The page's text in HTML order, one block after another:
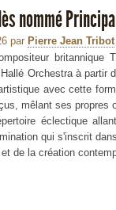
nommé
par Pierre Jean Tribot
britannique
Orchestra à partir
avec cette
mêlant ses
éclectique
qui s'inscrit
de la création